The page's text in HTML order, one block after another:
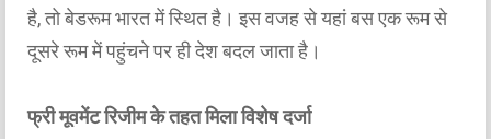
है, तो बेडरूम भारत में स्थित है। इस वजह से यहां बस एक रूम से
दूसरे रूम में पहुंचने पर ही देश बदल जाता है।
फ्री मूवमेंट रिजीम के तहत मिला विशेष दर्जा